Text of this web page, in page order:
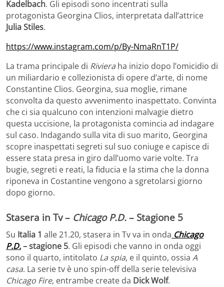
Kadelbach. Gli episodi sono incentrati sulla
protagonista Georgina Clios, interpretata dall’attrice
Julia Stiles.
https://www.instagram.com/p/By-NmaRnT1P/
La trama principale di Riviera ha inizio dopo l’omicidio di
un miliardario e collezionista di opere d’arte, di nome
Constantine Clios. Georgina, sua moglie, rimane
sconvolta da questo avvenimento inaspettato. Convinta
che ci sia qualcuno con intenzioni malvagie dietro
questa uccisione, la protagonista comincia ad indagare
sul caso. Indagando sulla vita di suo marito, Georgina
scopre inaspettati segreti sul suo coniuge e capisce di
essere stata presa in giro dall’uomo varie volte. Tra
bugie, segreti e reati, la fiducia e la stima che la donna
riponeva in Costantine vengono a sgretolarsi giorno
dopo giorno.
Stasera in Tv – Chicago P.D. – Stagione 5
Su Italia 1 alle 21.20, stasera in Tv va in onda Chicago
P.D.– stagione 5. Gli episodi che vanno in onda oggi
sono il quarto, intitolato La spia, e il quinto, ossia A
casa. La serie tv è uno spin-off della serie televisiva
Chicago Fire, entrambe create da Dick Wolf.